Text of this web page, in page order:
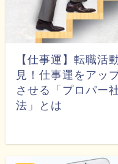
【仕事運】転職活
見！仕事運をアッ
させる「プロパー
法」とは